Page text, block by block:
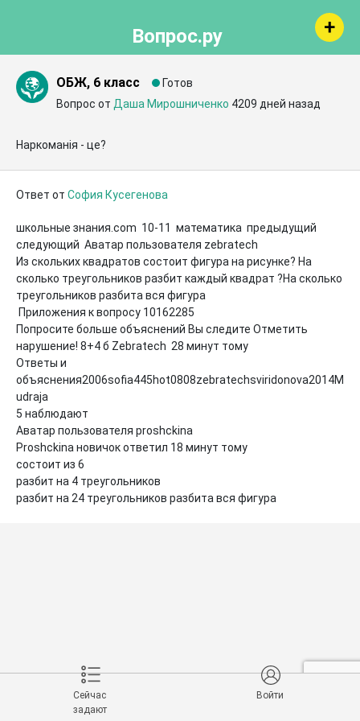
Вопрос.ру
ОБЖ, 6 класс
Готов
Вопрос от Даша Мирошниченко 4209 дней назад
Наркоманія - це?
Ответ от София Кусегенова
школьные знания.com  10-11  математика  предыдущий
следующий  Аватар пользователя zebratech
Из скольких квадратов состоит фигура на рисунке? На
сколько треугольников разбит каждый квадрат ?На сколько
треугольников разбита вся фигура
Попросите больше объяснений Вы следите Отметить
нарушение! 8+4 б Zebratech  28 минут тому
Ответы и
объяснения2006sofia445hot0808zebratechsviridonova2014M
udraja
5 наблюдают
Аватар пользователя proshckina
Proshckina новичок ответил 18 минут тому
состоит из 6
разбит на 4 треугольников
разбит на 24 треугольников разбита вся фигура
Сейчас
задают
Войти